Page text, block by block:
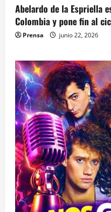
Abelardo de la Espriella
Colombia y pone fin al
Prensa junio 22, 2026